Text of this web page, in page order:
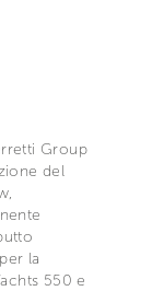
Group
del
la
550 e